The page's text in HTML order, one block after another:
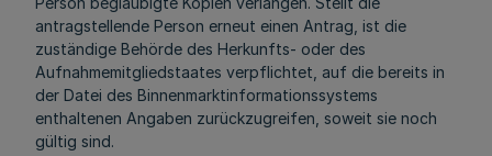
antragstellende Person erneut einen Antrag, ist die
zuständige Behörde des Herkunfts- oder des
Aufnahmemitgliedstaates verpflichtet, auf die bereits in
der Datei des Binnenmarktinformationssystems
enthaltenen Angaben zurückzugreifen, soweit sie noch
gültig sind.